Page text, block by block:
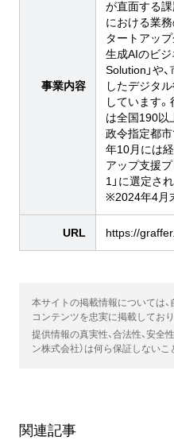
事業内容
が直面する課
における業
タートアップ
生成AIのビジ
Solution」や
したデジタ
しています
は全国190以
政令指定都
年10月には
アップ支援
1」に選定さ
※2024年4月
URL https://
本サイトの掲載情報については
コンテンツを忠実に掲載しており
提供情報の真実性、合法性、安全
ン株式会社）は何ら保証しないこ
関連記事